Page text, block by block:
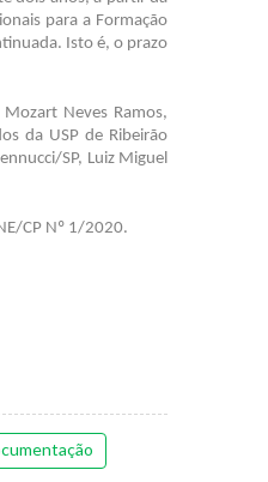
para a Formação
Isto é, o prazo
Neves Ramos,
da USP de Ribeirão
SP, Luiz Miguel
CP Nº 1/2020.